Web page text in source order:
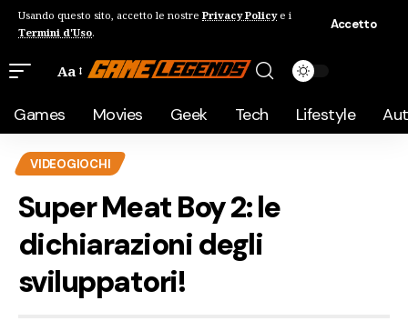
Usando questo sito, accetto le nostre Privacy Policye i
Termini d'Uso.
Accetto
Aa
Games Movies Geek Tech Lifestyle
VIDEOGIOCHI
Super Meat Boy 2: le
dichiarazioni degli
sviluppatori!